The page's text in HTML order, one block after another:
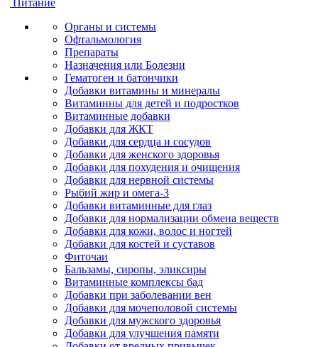
Питание
Органы и системы
Офтальмология
Препараты
Назначения или Болезни
Гематоген и батончики
Добавки витамины и минералы
Витаминны для детей и подростков
Витаминные добавки
Добавки для ЖКТ
Добавки для сердца и сосудов
Добавки для женского здоровья
Добавки для похудения и очищения
Добавки для нервной системы
Рыбий жир и омега-3
Добавки витаминные для глаз
Добавки для нормализации обмена веществ
Добавки для кожи, волос и ногтей
Добавки для костей и суставов
Фиточаи
Бальзамы, сиропы, эликсиры
Витаминные комплексы бад
Добавки при заболевании вен
Добавки для мочеполовой системы
Добавки для мужского здоровья
Добавки для улучшения памяти